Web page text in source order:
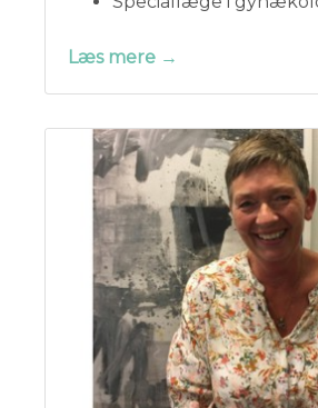
Har primært været
afdelingslæge på
Overtog klinikken i
Medlem af Dansk
Gynækologi og
Danske fødsels- og
organisation.
Læs mere →